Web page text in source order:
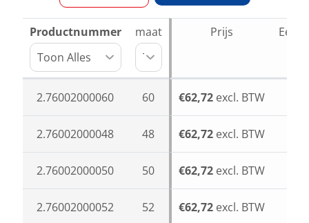
Productnummer maat Prijs
2.76002000060 60 €62,72excl. BTW
2.76002000048 48 €62,72excl. BTW
2.76002000050 50 €62,72excl. BTW
2.76002000052 52 €62,72excl. BTW